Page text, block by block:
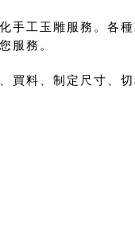
手工玉雕服務。各
服務。
買料、制定尺寸、